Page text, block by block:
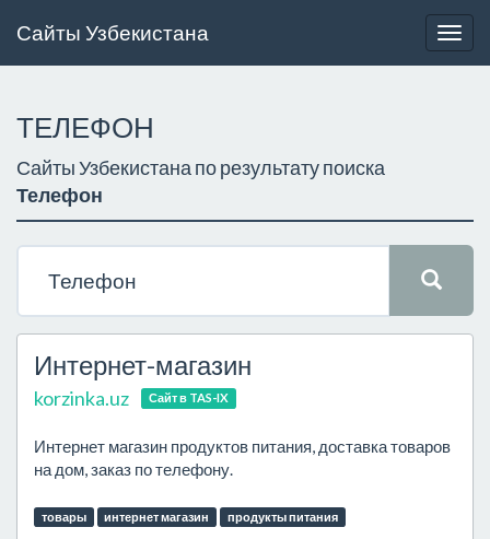
Сайты Узбекистана
ТЕЛЕФОН
Сайты Узбекистана по результату поиска
Телефон
Интернет-магазин
korzinka.uz Сайт в TAS-IX
Интернет магазин продуктов питания, доставка товаров
на дом, заказ по телефону.
товары интернет магазин продукты питания